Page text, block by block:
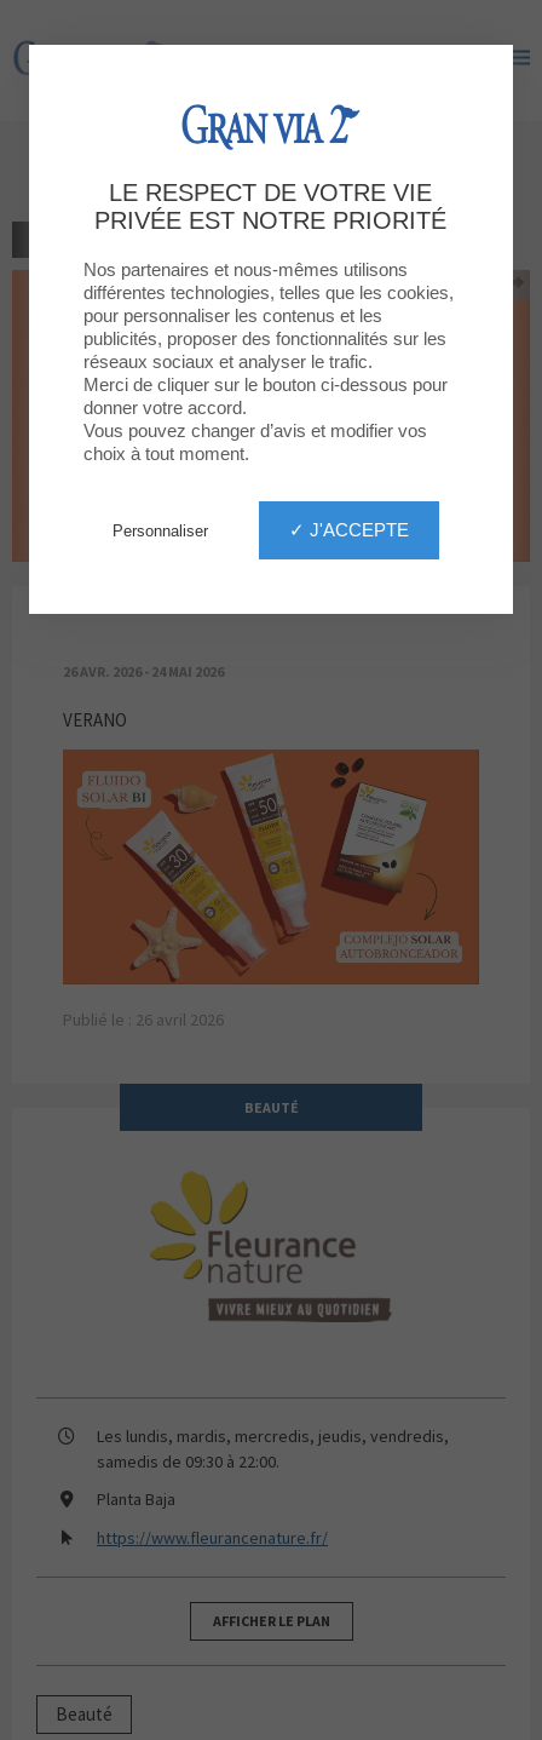
Gran Via 2
26 AVR. 2026 - 24 MAI 2026
VERANO
Publié le : 26 avril 2026
BEAUTÉ
Fleurance Nature
Les lundis, mardis, mercredis, jeudis, vendredis,
samedis de 09:30 à 22:00.
Planta Baja
https://www.fleurancenature.fr/
AFFICHER LE PLAN
Beauté
LE RESPECT DE VOTRE VIE
PRIVÉE EST NOTRE PRIORITÉ
Nos partenaires et nous-mêmes utilisons
différentes technologies, telles que les cookies,
pour personnaliser les contenus et les
publicités, proposer des fonctionnalités sur les
réseaux sociaux et analyser le trafic.
Merci de cliquer sur le bouton ci-dessous pour
donner votre accord.
Vous pouvez changer d’avis et modifier vos
choix à tout moment.
✓ J'ACCEPTE
Personnaliser